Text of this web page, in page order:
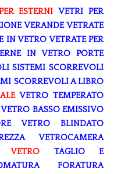
ESTERNI VETRI PER
VERANDE VETRATE
IN VETRO VETRATE PER
IN VETRO PORTE
SISTEMI SCORREVOLI
SCORREVOLI A LIBRO
VETRO TEMPERATO
VETRO BASSO EMISSIVO
VETRO BLINDATO
VETROCAMERA
VETRO
TAGLIO E
FORATURA